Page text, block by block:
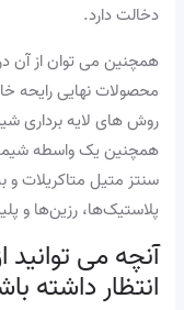
دخالت دارد.
همچنین می توان از آن
محصولات نهایی رایحه
روش های لایه برداری
همچنین یک واسطه
پلاستیک‌ها، رزین‌ها و
انتظار داشته